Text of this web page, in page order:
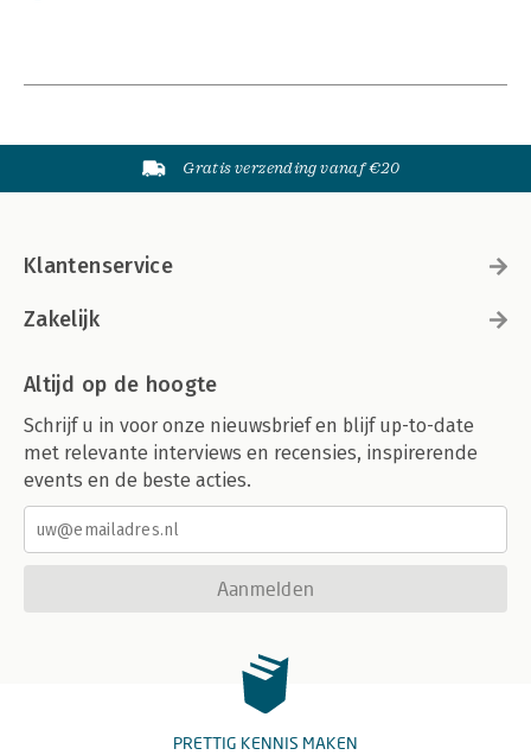
Gratis verzending vanaf €20
Klantenservice
Zakelijk
Altijd op de hoogte
Schrijf u in voor onze nieuwsbrief en blijf up-to-date
met relevante interviews en recensies, inspirerende
events en de beste acties.
Aanmelden
PRETTIG KENNIS MAKEN